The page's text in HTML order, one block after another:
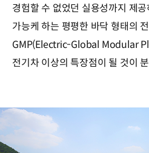
경험할 수 없었던 실용성까지 제
가능케 하는 평평한 바닥 형태의
GMP(Electric-Global Modular
전기차 이상의 특장점이 될 것이